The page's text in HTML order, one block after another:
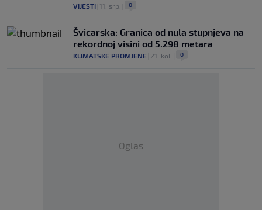
VIJESTI 11. srp. 0
Švicarska: Granica od nula stupnjeva na
rekordnoj visini od 5.298 metara
KLIMATSKE PROMJENE 21. kol. 0
Oglas